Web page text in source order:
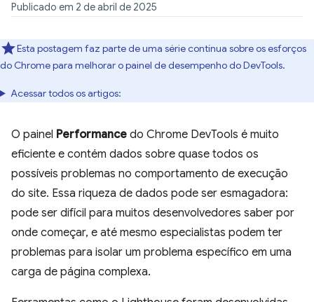
Publicado em 2 de abril de 2025
Esta postagem faz parte de uma série contínua sobre os esforços
do Chrome para melhorar o painel de desempenho do DevTools.
Acessar todos os artigos:
O painel Performance do Chrome DevTools é muito
eficiente e contém dados sobre quase todos os
possíveis problemas no comportamento de execução
do site. Essa riqueza de dados pode ser esmagadora:
pode ser difícil para muitos desenvolvedores saber por
onde começar, e até mesmo especialistas podem ter
problemas para isolar um problema específico em uma
carga de página complexa.